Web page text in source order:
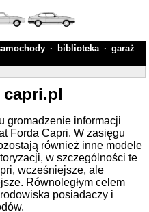
· biblioteka · garaż
capri.pl
gromadzenie informacji
Forda Capri. W zasięgu
również inne modele
w szczególności te
wcześniejsze, ale
Równoległym celem
posiadaczy i